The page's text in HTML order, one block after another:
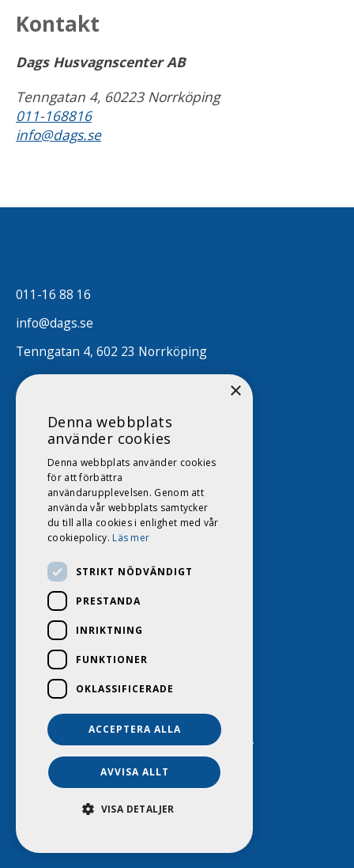
Kontakt
Dags Husvagnscenter AB
Tenngatan 4, 60223 Norrköping
011-168816
info@dags.se
011-16 88 16
info@dags.se
Tenngatan 4, 602 23 Norrköping
DAGS HUSVAGNSCENTER 2026. ALL RIGHTS RESERVED.
POWERED BY EMPORI CMS
×
Denna webbplats
använder cookies
Denna webbplats använder cookies
för att förbättra
användarupplevelsen. Genom att
använda vår webbplats samtycker
du till alla cookies i enlighet med vår
cookiepolicy. Läs mer
STRIKT NÖDVÄNDIGT
PRESTANDA
INRIKTNING
FUNKTIONER
OKLASSIFICERADE
ACCEPTERA ALLA
AVVISA ALLT
VISA DETALJER